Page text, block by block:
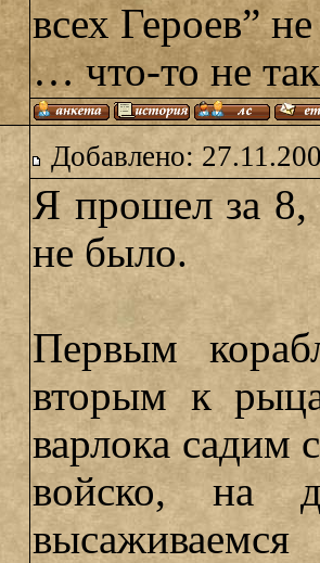
всех Героев”
… что-то не
Добавлено:
Я прошел за 8,
не было.
Первым
вторым к
варлока садим
войско, на